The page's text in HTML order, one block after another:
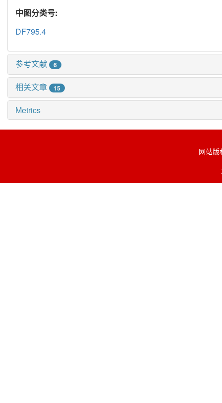
中图分类号:
DF795.4
参考文献 6
相关文章 15
Metrics
网站